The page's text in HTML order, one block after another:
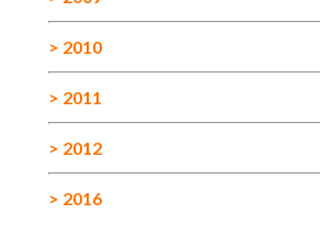
> 2010
> 2011
> 2012
> 2016